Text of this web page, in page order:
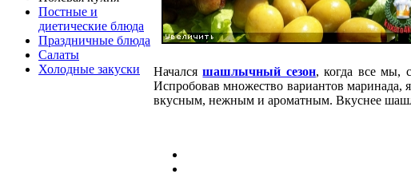
Постные и
диетические блюда
Праздничные блюда
Салаты
Холодные закуски
Началсяшашлычный сезон, когда все мы,
Испробовав множество вариантов маринада,
вкусным, нежным и ароматным. Вкуснее